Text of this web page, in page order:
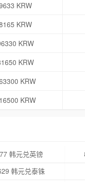
KRW
KRW
KRW
KRW
KRW
KRW
韩元兑英镑
韩元兑泰铢